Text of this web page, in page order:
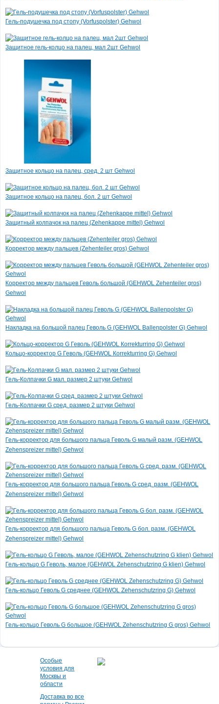
Товар
дня
Inthenso / Крем
интенсивный Guam
2 520 руб.(-20%)
2 016 руб.
Все товары дня
Гель-подушечка под стопу (Vorfuspolster) Gehwol
Защитное гель-колцо на палец, мал 2шт Gehwol
Защитное кольцо на палец, сред. 2 шт Gehwol
Защитное кольцо на палец, бол. 2 шт Gehwol
Защитный колпачок на палец (Zehenkappe mittel) Gehwol
Корректор между пальцев (Zehenteiler gros) Gehwol
Корректор между пальцев Геволь большой (GEHWOL Zehenteiler gros)
Gehwol
Накладка на большой палец Геволь G (GEHWOL Ballenpolster G) Gehwol
Кольцо-корректор G Геволь (GEHWOL Кorrekturring G) Gehwol
Гель-Колпачки G мал. размер 2 штуки Gehwol
Гель-Колпачки G сред. размер 2 штуки Gehwol
Гель-корректор для большого пальца Геволь G малый разм. (GEHWOL
Zehenspreizer mittel) Gehwol
Гель-корректор для большого пальца Геволь G сред. разм. (GEHWOL
Zehenspreizer mittel) Gehwol
Гель-корректор для большого пальца Геволь G бол. разм. (GEHWOL
Zehenspreizer mittel) Gehwol
Гель-кольцо G Геволь, малое (GEHWOL Zehenschutzring G klien) Gehwol
Гель-кольцо Геволь G среднее (GEHWOL Zehenschutzring G) Gehwol
Гель-кольцо Геволь G большое (GEHWOL Zehenschutzring G gros) Gehwol
Особые
условия для
Москвы и
области
Доставка во все